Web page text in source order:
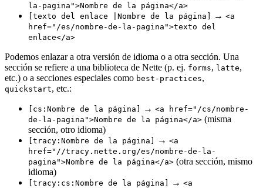
la-pagina">Nombre de la página</a>
[texto del enlace |Nombre de la página]
→ <a
href="/es/nombre-de-la-pagina">texto del
enlace</a>
Podemos enlazar a otra versión de idioma o a otra sección. Una
sección se refiere a una biblioteca de Nette (p. ej. forms, latte,
etc.) o a secciones especiales como best-practices,
quickstart, etc.:
[cs:Nombre de la página] → <a href="/cs/nombre-
de-la-pagina">Nombre de la página</a> (misma
sección, otro idioma)
[tracy:Nombre de la página] → <a
href="//tracy.nette.org/es/nombre-de-la-
pagina">Nombre de la página</a> (otra sección, mismo
idioma)
[tracy:cs:Nombre de la página] → <a